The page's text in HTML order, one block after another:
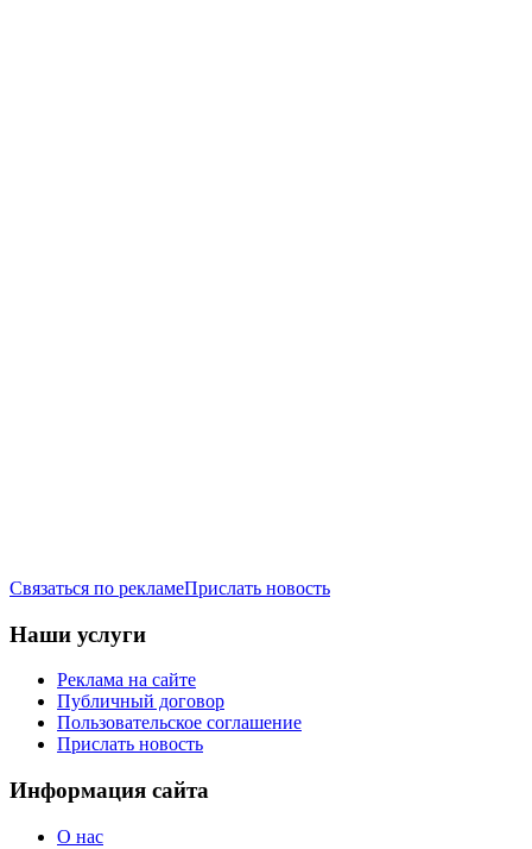
Связаться по рекламеПрислать новость
Наши услуги
Реклама на сайте
Публичный договор
Пользовательское соглашение
Прислать новость
Информация сайта
О нас